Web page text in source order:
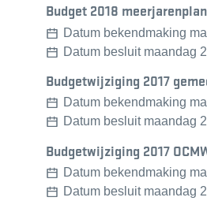
Budget 2018
Datum bekendmaking
Datum besluitmaandag
Budgetwijziging 2017
Datum bekendmaking
Datum besluitmaandag
Budgetwijziging 2017
Datum bekendmaking
Datum besluitmaandag